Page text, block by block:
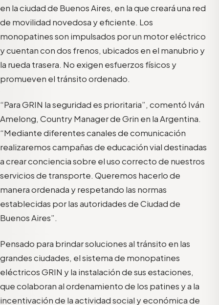
en la ciudad de Buenos Aires, en la que creará una red
de movilidad novedosa y eficiente. Los
monopatines son impulsados por un motor eléctrico
y cuentan con dos frenos, ubicados en el manubrio y
la rueda trasera. No exigen esfuerzos físicos y
promueven el tránsito ordenado.
“Para GRIN la seguridad es prioritaria”, comentó Iván
Amelong, Country Manager deGrin en la Argentina.
“Mediante diferentes canales de comunicación
realizaremos campañas de educación vial destinadas
a crear conciencia sobre el uso correcto de nuestros
servicios de transporte. Queremos hacerlo de
manera ordenada y respetando las normas
establecidas por las autoridades de Ciudad de
Buenos Aires”.
Pensado para brindar soluciones al tránsito en las
grandes ciudades, el sistema de monopatines
eléctricos GRIN y la instalación de sus estaciones,
que colaboran al ordenamiento de los patines y a la
incentivación de la actividad social y económica de